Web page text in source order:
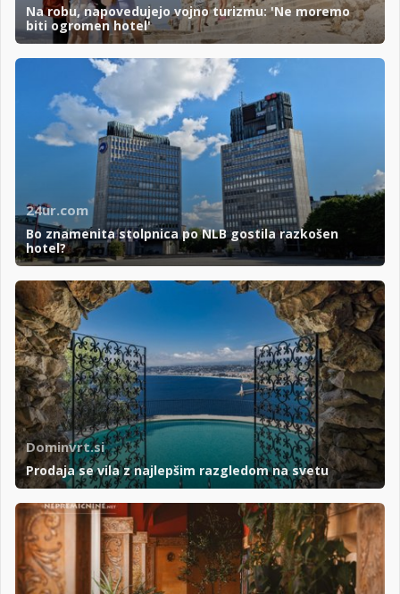
Na robu, napovedujejo vojno turizmu: 'Ne moremo
biti ogromen hotel'
24ur.com
Bo znamenita stolpnica po NLB gostila razkošen
hotel?
Dominvrt.si
Prodaja se vila z najlepšim razgledom na svetu